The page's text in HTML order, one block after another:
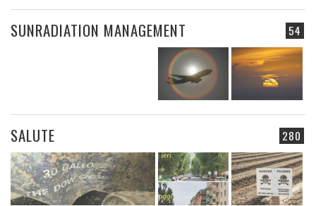
54
SUNRADIATION MANAGEMENT
280
SALUTE